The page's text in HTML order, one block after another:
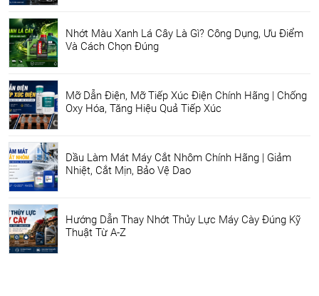
Nhớt Màu Xanh Lá Cây Là Gì? Công Dụng, Ưu Điểm
Và Cách Chọn Đúng
Mỡ Dẫn Điện, Mỡ Tiếp Xúc Điện Chính Hãng | Chống
Oxy Hóa, Tăng Hiệu Quả Tiếp Xúc
Dầu Làm Mát Máy Cắt Nhôm Chính Hãng | Giảm
Nhiệt, Cắt Mịn, Bảo Vệ Dao
Hướng Dẫn Thay Nhớt Thủy Lực Máy Cày Đúng Kỹ
Thuật Từ A-Z